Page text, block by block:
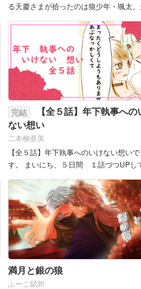
る天慶さまが拾ったのは狼少年・颯太
が・・・。 ふたりの甘くなくて甘い日
小話。 &nb...
完結
【全５話】年下執事への
ない想い
二本柳亜美
【全５話】年下執事へのいけない想いで
す。 まいにち、５日間 １話づつUPし
満月と銀の狼
ふーこ賦夘